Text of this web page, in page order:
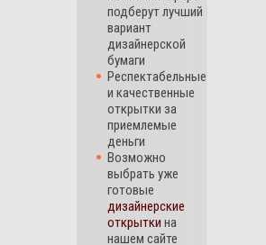
подберут лучший
вариант
дизайнерской
бумаги
Респектабельные
и качественные
открытки за
приемлемые
деньги
Возможно
выбрать уже
готовые
дизайнерские
открытки на
нашем сайте